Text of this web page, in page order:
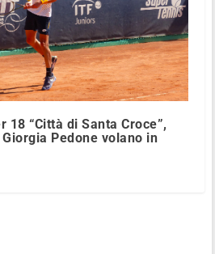
18 “Città di Santa Croce”,
Pedone volano in